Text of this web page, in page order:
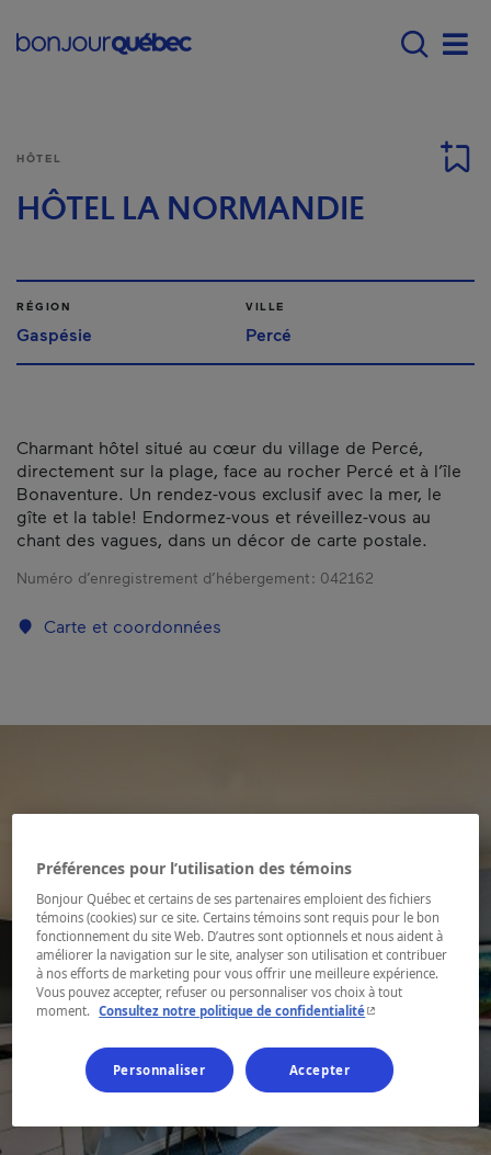
Main navigation -
HÔTEL
HÔTEL LA NORMANDIE
RÉGION
Gaspésie
VILLE
Percé
Charmant hôtel situé au cœur du village de Percé,
directement sur la plage, face au rocher Percé et à l’île
Bonaventure. Un rendez-vous exclusif avec la mer, le
gîte et la table! Endormez-vous et réveillez-vous au
chant des vagues, dans un décor de carte postale.
Numéro d’enregistrement d’hébergement : 042162
Carte et coordonnées
Préférences pour l’utilisation des témoins
Bonjour Québec et certains de ses partenaires emploient des fichiers
témoins (cookies) sur ce site. Certains témoins sont requis pour le bon
fonctionnement du site Web. D’autres sont optionnels et nous aident à
améliorer la navigation sur le site, analyser son utilisation et contribuer
à nos efforts de marketing pour vous offrir une meilleure expérience.
Vous pouvez accepter, refuser ou personnaliser vos choix à tout
moment. Consultez notre politique de confidentialité- Cet hyperlien
Personnaliser Accepter